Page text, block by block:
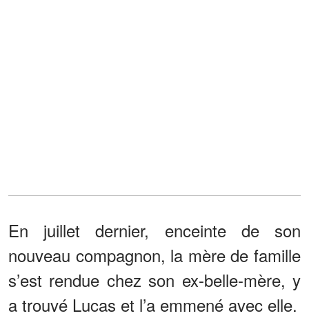
En juillet dernier, enceinte de son
nouveau compagnon, la mère de famille
s’est rendue chez son ex-belle-mère, y
a trouvé Lucas et l’a emmené avec elle.